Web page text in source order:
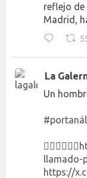
reflejo de
Madrid,
La
Un
👉🏻👉🏻👉🏻
llamado-
https://